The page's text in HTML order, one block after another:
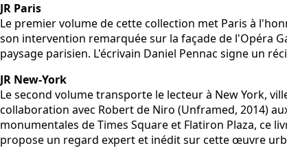
JR Paris
Le premier volume de cette collection met Paris à
son intervention remarquée sur la façade de l'Opéra
paysage parisien. L'écrivain Daniel Pennac signe un
JR New-York
Le second volume transporte le lecteur à New York,
collaboration avec Robert de Niro (Unframed, 2014)
monumentales de Times Square et Flatiron Plaza, ce
propose un regard expert et inédit sur cette œuvre